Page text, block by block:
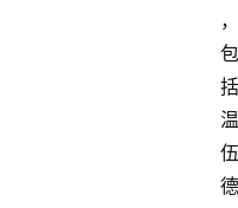
，
包
括
温
伍
德